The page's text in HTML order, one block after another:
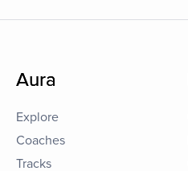
Aura
Explore
Coaches
Tracks